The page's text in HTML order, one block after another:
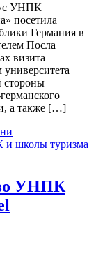
УНПК
посетила
Германия в
Посла
визита
университета
стороны
а также […]
УНПК